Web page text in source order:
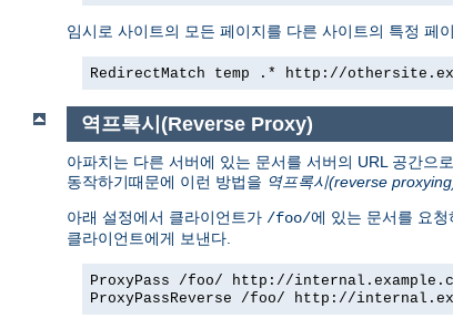
임시로 사이트의 모든 페이지를 다른 사이트의 특정 페
RedirectMatch temp .* http://
역프록시(Reverse Proxy)
아파치는 다른 서버에 있는 문서를 서버의 URL 공간으
동작하기때문에 이런 방법을 역프록시(reverse
아래 설정에서 클라이언트가 /foo/에 있는 문서를 요청
클라이언트에게 보낸다.
ProxyPass /foo/ http://
ProxyPassReverse /foo/ http://